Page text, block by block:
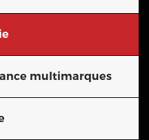
multimarques